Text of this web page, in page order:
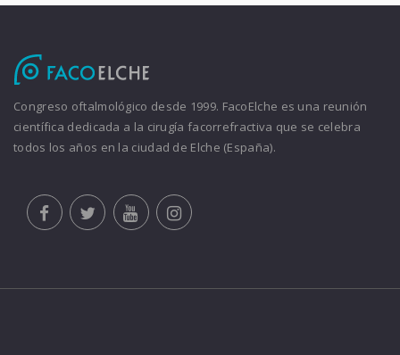
Congreso oftalmológico desde 1999. FacoElche es una reunión
científica dedicada a la cirugía facorrefractiva que se celebra
todos los años en la ciudad de Elche (España).